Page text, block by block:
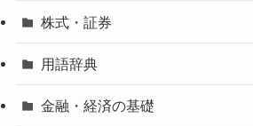
株式・証券
用語辞典
金融・経済の基礎